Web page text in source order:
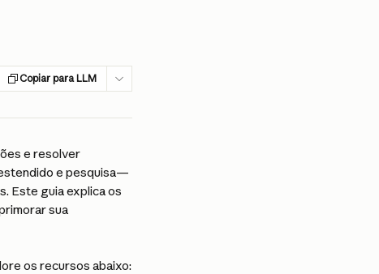
Copiar para LLM
e resolver
e pesquisa—
Este guia explica os
sua
os recursos abaixo: